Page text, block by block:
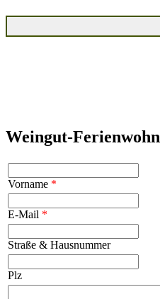
Weingut-
Vorname *
E-Mail *
Straße & Hausnummer
Plz